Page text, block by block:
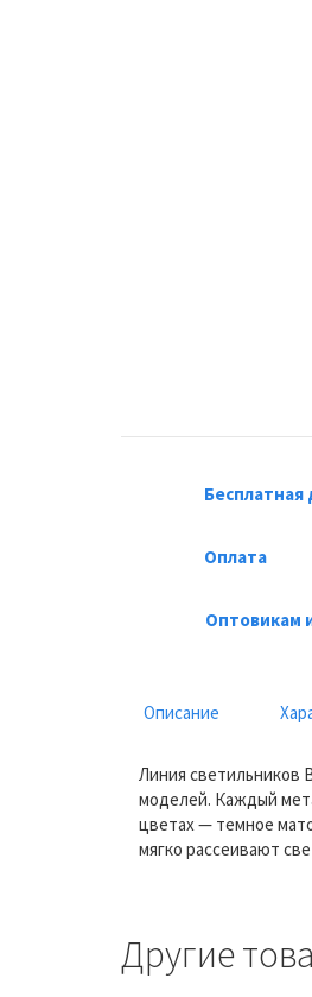
Бесплатная
Оплата
Оптовикам
Описание
Линия светильников
моделей. Каждый
цветах — темное
мягко рассеивают
Другие